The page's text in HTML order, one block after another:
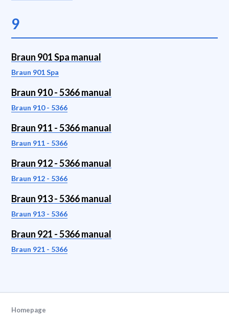
9
Braun 901 Spa manual
Braun 901 Spa
Braun 910 - 5366 manual
Braun 910 - 5366
Braun 911 - 5366 manual
Braun 911 - 5366
Braun 912 - 5366 manual
Braun 912 - 5366
Braun 913 - 5366 manual
Braun 913 - 5366
Braun 921 - 5366 manual
Braun 921 - 5366
Homepage